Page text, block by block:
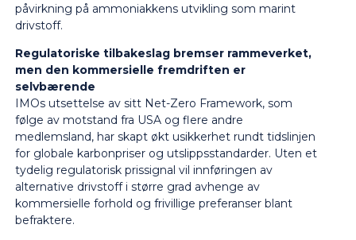
påvirkning på ammoniakkens utvikling som marint
drivstoff.
Regulatoriske tilbakeslag bremser rammeverket,
men den kommersielle fremdriften er
selvbærende
IMOs utsettelse av sitt Net-Zero Framework, som
følge av motstand fra USA og flere andre
medlemsland, har skapt økt usikkerhet rundt tidslinjen
for globale karbonpriser og utslippsstandarder. Uten et
tydelig regulatorisk prissignal vil innføringen av
alternative drivstoff i større grad avhenge av
kommersielle forhold og frivillige preferanser blant
befraktere.